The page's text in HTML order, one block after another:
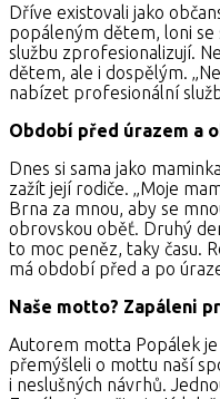
Dříve existovali jako
popáleným dětem, loni
službu zprofesionalizují.
dětem, ale i dospělým.
nabízet profesionální
Období před úrazem a
Dnes si sama jako
zažít její rodiče. „Moje
Brna za mnou, aby se
obrovskou oběť. Druhý
to moc peněz, taky času.
má období před a po
Naše motto? Zapáleni
Autorem motta Popálek je
přemýšleli o mottu naší
i neslušných návrhů.